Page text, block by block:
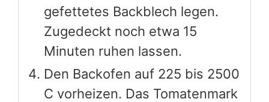
gefettetes Backblech legen.
Zugedeckt noch etwa 15
Minuten ruhen lassen.
Den Backofen auf 225 bis 2500
C vorheizen. Das Tomatenmark